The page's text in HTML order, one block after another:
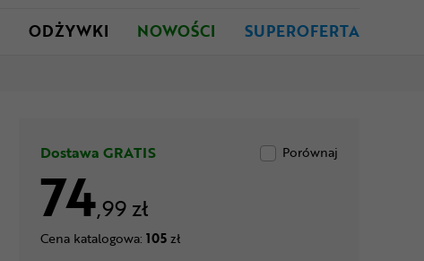
ODŻYWKI NOWOŚCI SUPEROFERTA
Dostawa GRATIS Porównaj
74,99 zł
Cena katalogowa: 105zł